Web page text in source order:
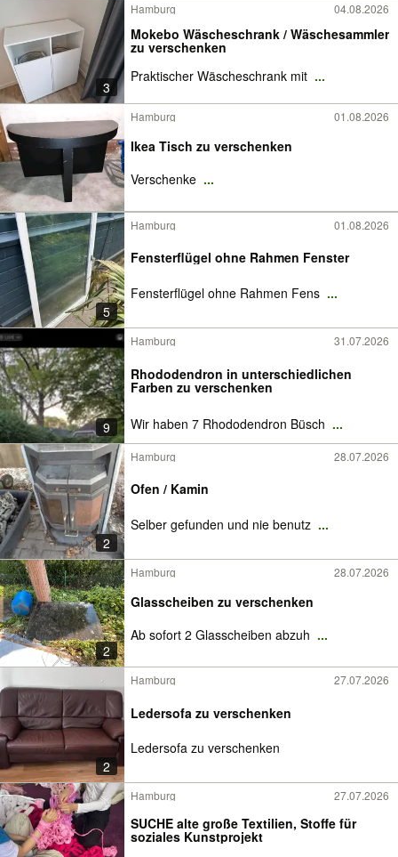
3
Hamburg 04.08.2026
Mokebo Wäscheschrank / Wäschesammler
zu verschenken
Praktischer Wäscheschrank mit ...
Hamburg 01.08.2026
Ikea Tisch zu verschenken
Verschenke ...
5
Hamburg 01.08.2026
Fensterflügel ohne Rahmen Fenster
Fensterflügel ohne Rahmen Fens ...
9
Hamburg 31.07.2026
Rhododendron in unterschiedlichen
Farben zu verschenken
Wir haben 7 Rhododendron Büsch ...
2
Hamburg 28.07.2026
Ofen / Kamin
Selber gefunden und nie benutz ...
2
Hamburg 28.07.2026
Glasscheiben zu verschenken
Ab sofort 2 Glasscheiben abzuh ...
2
Hamburg 27.07.2026
Ledersofa zu verschenken
Ledersofa zu verschenken
Hamburg 27.07.2026
SUCHE alte große Textilien, Stoffe für
soziales Kunstprojekt